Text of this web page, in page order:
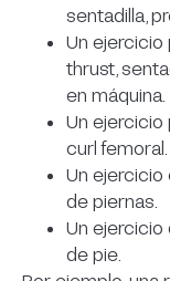
sentadilla,
Un ejercicio
thrust,
en máquina.
Un ejercicio
curl femoral.
Un
de piernas.
Un ejercicio
de pie.